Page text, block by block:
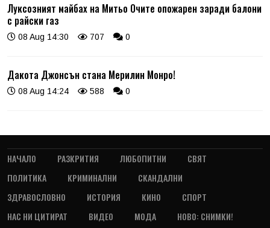
Луксозният майбах на Митьо Очите опожарен заради балони
с райски газ
08 Aug 14:30 707 0
Дакота Джонсън стана Мерилин Монро!
08 Aug 14:24 588 0
НАЧАЛО РАЗКРИТИЯ ЛЮБОПИТНИ
СВЯТ
ПОЛИТИКА
КРИМИНАЛНИ
СКАНДАЛНИ
ЗДРАВОСЛОВНО
ИСТОРИЯ КИНО
СПОРТ
НАС НИ ЦИТИРАТ
ВИДЕО МОДА
НОВО: СНИМКИ!